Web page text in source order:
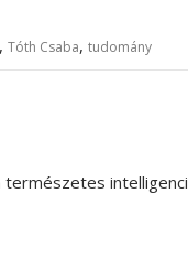
, Tóth Csaba, tudomány
természetes